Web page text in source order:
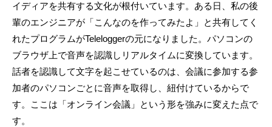
イディアを共有する文化が根付いています。ある日、私の後
輩のエンジニアが「こんなのを作ってみたよ」と共有してく
れたプログラムがTeleloggerの元になりました。パソコンの
ブラウザ上で音声を認識しリアルタイムに変換しています。
話者を認識して文字を起こせているのは、会議に参加する参
加者のパソコンごとに音声を取得し、紐付けているからで
す。ここは「オンライン会議」という形を強みに変えた点で
す。